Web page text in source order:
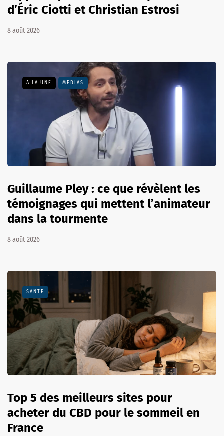
d’Éric Ciotti et Christian Estrosi
8 août 2026
A LA UNE MÉDIAS
Guillaume Pley : ce que révèlent les
témoignages qui mettent l’animateur
dans la tourmente
8 août 2026
SANTÉ
Top 5 des meilleurs sites pour
acheter du CBD pour le sommeil en
France